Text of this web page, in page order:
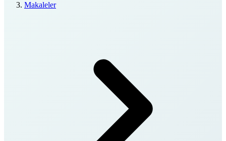
Makaleler